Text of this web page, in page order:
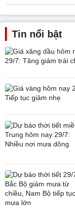
Tin nổi bật